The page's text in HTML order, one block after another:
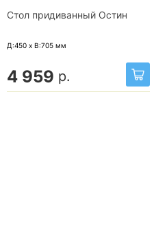
Стол придиванный Остин
Д:450 x В:705 мм
4 959 р.